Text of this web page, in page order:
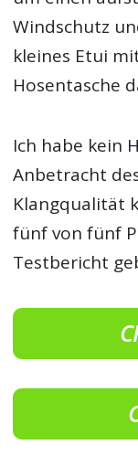
Windschutz
kleines Etui
Hosentasche
Ich habe kein
Anbetracht
Klangqualität
fünf von fünf
Testbericht